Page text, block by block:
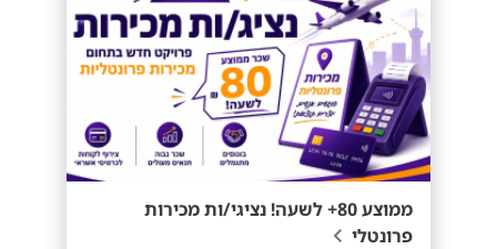
ממוצע 80+ לשעה! נציגי/ות מכירות
פרונטלי